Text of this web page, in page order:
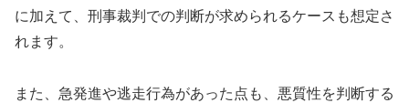
に加えて、刑事裁判での判断が求められるケースも想定さ
れます。
また、急発進や逃走行為があった点も、悪質性を判断する